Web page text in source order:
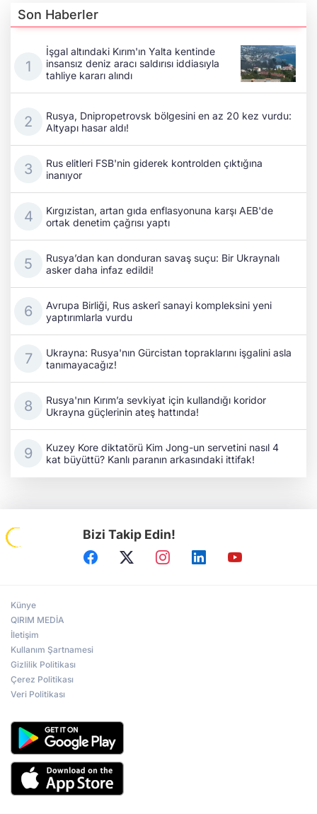
Son Haberler
İşgal altındaki Kırım'ın Yalta kentinde
insansız deniz aracı saldırısı iddiasıyla
tahliye kararı alındı
Rusya, Dnipropetrovsk bölgesini en az 20 kez vurdu:
Altyapı hasar aldı!
Rus elitleri FSB'nin giderek kontrolden çıktığına
inanıyor
Kırgızistan, artan gıda enflasyonuna karşı AEB'de
ortak denetim çağrısı yaptı
Rusya’dan kan donduran savaş suçu: Bir Ukraynalı
asker daha infaz edildi!
Avrupa Birliği, Rus askerî sanayi kompleksini yeni
yaptırımlarla vurdu
Ukrayna: Rusya'nın Gürcistan topraklarını işgalini asla
tanımayacağız!
Rusya'nın Kırım’a sevkiyat için kullandığı koridor
Ukrayna güçlerinin ateş hattında!
Kuzey Kore diktatörü Kim Jong-un servetini nasıl 4
kat büyüttü? Kanlı paranın arkasındaki ittifak!
Bizi Takip Edin!
Künye
QIRIM MEDİA
İletişim
Kullanım Şartnamesi
Gizlilik Politikası
Çerez Politikası
Veri Politikası